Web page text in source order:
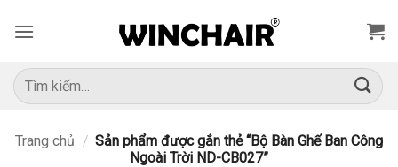
qua
dung
Tìm
kiếm:
Trang chủ / Sản phẩm được gắn thẻ “Bộ Bàn Ghế Ban Công
Ngoài Trời ND-CB027”